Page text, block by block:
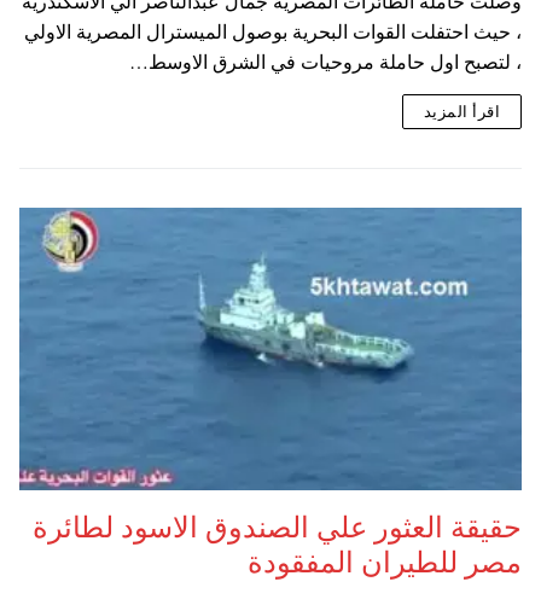
، حيث احتفلت القوات البحرية بوصول الميسترال المصرية الاولي
، لتصبح اول حاملة مروحيات في الشرق الاوسط…
اقرأ المزيد
حقيقة العثور علي الصندوق الاسود لطائرة
مصر للطيران المفقودة